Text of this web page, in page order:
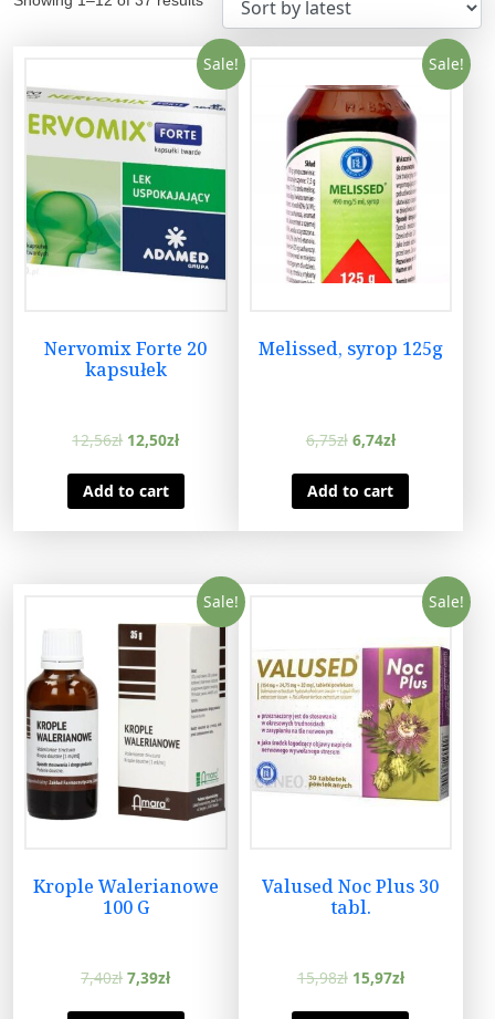
Sale!
Nervomix Forte 20
kapsułek
12,56zł 12,50zł
Add to cart
Sale!
Melissed, syrop 125g
6,75zł 6,74zł
Add to cart
Sale!
Krople Walerianowe
100 G
7,40zł 7,39zł
Sale!
Valused Noc Plus 30
tabl.
15,98zł 15,97zł